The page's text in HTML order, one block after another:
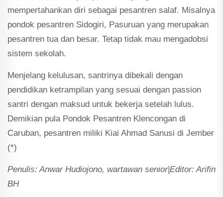
mempertahankan diri sebagai pesantren salaf. Misalnya
pondok pesantren Sidogiri, Pasuruan yang merupakan
pesantren tua dan besar. Tetap tidak mau mengadobsi
sistem sekolah.
Menjelang kelulusan, santrinya dibekali dengan
pendidikan ketrampilan yang sesuai dengan passion
santri dengan maksud untuk bekerja setelah lulus.
Demikian pula Pondok Pesantren Klencongan di
Caruban, pesantren miliki Kiai Ahmad Sanusi di Jember
(*)
Penulis: Anwar Hudiojono, wartawan senior|Editor: Arifin
BH